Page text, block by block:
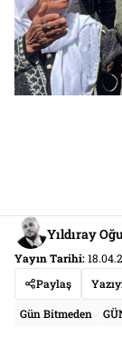
Yıldıray
Yayın Tarihi:
Paylaş
Gün Bitmeden